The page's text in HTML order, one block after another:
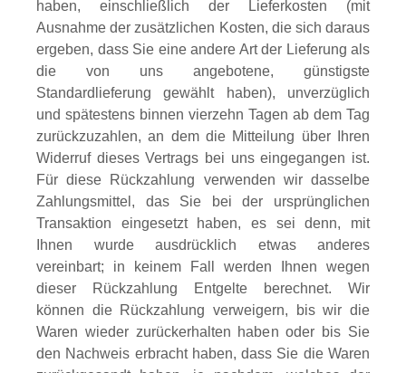
haben, einschließlich der Lieferkosten (mit
Ausnahme der zusätzlichen Kosten, die sich daraus
ergeben, dass Sie eine andere Art der Lieferung als
die von uns angebotene, günstigste
Standardlieferung gewählt haben), unverzüglich
und spätestens binnen vierzehn Tagen ab dem Tag
zurückzuzahlen, an dem die Mitteilung über Ihren
Widerruf dieses Vertrags bei uns eingegangen ist.
Für diese Rückzahlung verwenden wir dasselbe
Zahlungsmittel, das Sie bei der ursprünglichen
Transaktion eingesetzt haben, es sei denn, mit
Ihnen wurde ausdrücklich etwas anderes
vereinbart; in keinem Fall werden Ihnen wegen
dieser Rückzahlung Entgelte berechnet. Wir
können die Rückzahlung verweigern, bis wir die
Waren wieder zurückerhalten haben oder bis Sie
den Nachweis erbracht haben, dass Sie die Waren